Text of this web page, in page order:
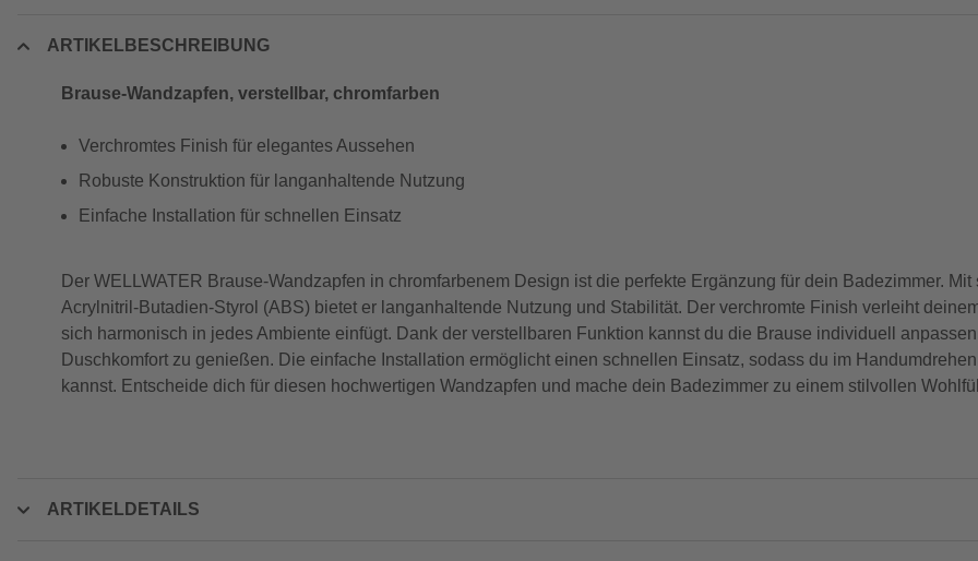
ARTIKELBESCHREIBUNG
Brause-Wandzapfen, verstellbar, chromfarben
Verchromtes Finish für elegantes Aussehen
Robuste Konstruktion für langanhaltende Nutzung
Einfache Installation für schnellen Einsatz
Der WELLWATER Brause-Wandzapfen in chromfarbenem Design ist die perfekte Ergänzung für dein Badezimmer.
Acrylnitril-Butadien-Styrol (ABS) bietet er langanhaltende Nutzung und Stabilität. Der verchromte Finish verleiht
sich harmonisch in jedes Ambiente einfügt. Dank der verstellbaren Funktion kannst du die Brause individuell
Duschkomfort zu genießen. Die einfache Installation ermöglicht einen schnellen Einsatz, sodass du im
kannst. Entscheide dich für diesen hochwertigen Wandzapfen und mache dein Badezimmer zu einem stilvollen
ARTIKELDETAILS